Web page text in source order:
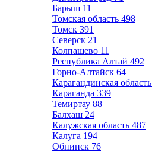
Барыш 11
Томская область 498
Томск 391
Северск 21
Колпашево 11
Республика Алтай 492
Горно-Алтайск 64
Карагандинская область
Караганда 339
Темиртау 88
Балхаш 24
Калужская область 487
Калуга 194
Обнинск 76